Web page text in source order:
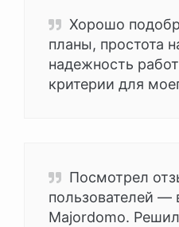
Хорошо
планы, простота
надежность
критерии для
Посмотрел
пользователей —
Majordomo.